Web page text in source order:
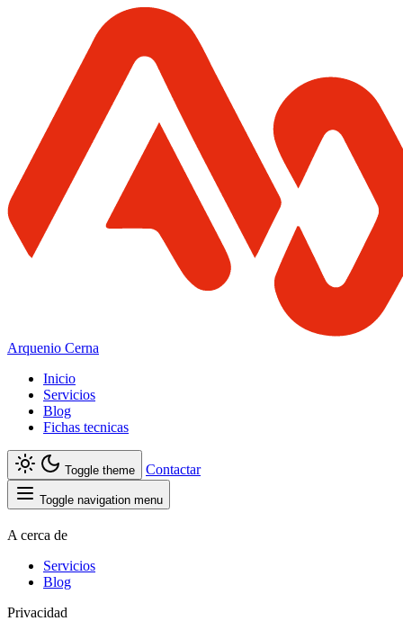
Arquenio Cerna
Inicio
Servicios
Blog
Fichas tecnicas
Toggle theme Contactar
Toggle navigation menu
A cerca de
Servicios
Blog
Privacidad